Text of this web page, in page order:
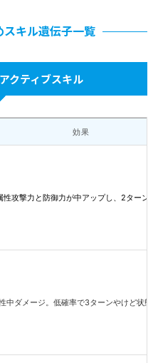
キル遺伝子一覧
クティブスキル
効果
性攻撃力と防御力が中アップし、2ターン
中ダメージ。低確率で3ターンやけど状態